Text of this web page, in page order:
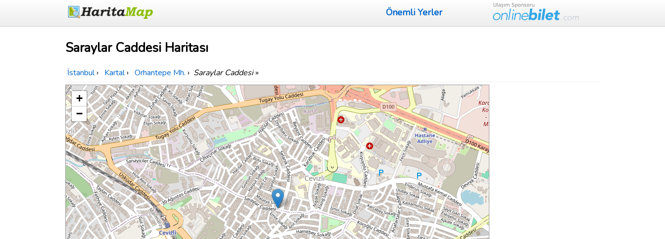
Önemli Yerler
Saraylar Caddesi Haritası
İstanbul › Kartal › Orhantepe Mh. › Saraylar Caddesi»
+
−